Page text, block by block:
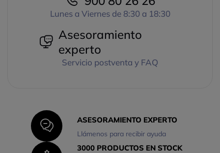
Lunes a Viernes de 8:30 a 18:30
Asesoramiento
experto
Servicio postventa y FAQ
ASESORAMIENTO EXPERTO
Llámenos para recibir ayuda
3000 PRODUCTOS EN STOCK